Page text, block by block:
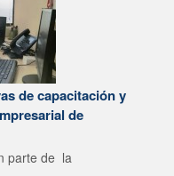
de capacitación y
de
parte de la